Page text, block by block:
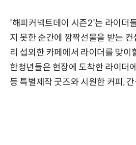
'해피커넥트데이 시즌2'는 라이더
지 못한 순간에 깜짝선물을 받는
리 섭외한 카페에서 라이더를 맞이
한청년들은 현장에 도착한 라이더
등 특별제작 굿즈와 시원한 커피,